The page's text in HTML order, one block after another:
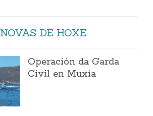
NOVAS DE HOXE
Operación da Garda
Civil en Muxía